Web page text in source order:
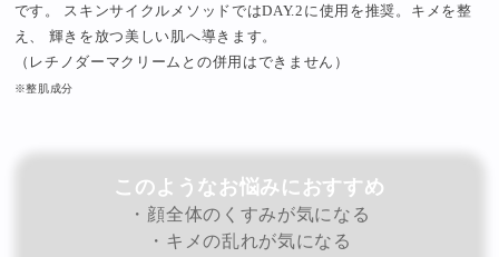
です。 スキンサイクルメソッドではDAY.2に使用を推奨。キメを整
え、 輝きを放つ美しい肌へ導きます。
（レチノダーマクリームとの併用はできません）
※整肌成分
このようなお悩みにおすすめ
・顔全体のくすみが気になる
・キメの乱れが気になる